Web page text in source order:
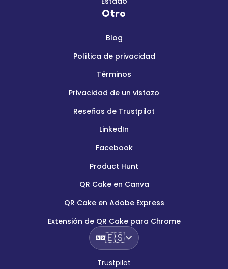
Otro
Blog
Política de privacidad
Términos
Privacidad de un vistazo
Reseñas de Trustpilot
LinkedIn
Facebook
Product Hunt
QR Cake en Canva
QR Cake en Adobe Express
Extensión de QR Cake para Chrome
🇪🇸
Trustpilot